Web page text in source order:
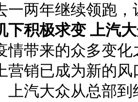
一两年继续领跑
下积极求变 上汽
情带来的众多变
营销已成为新的
上汽大众从总部